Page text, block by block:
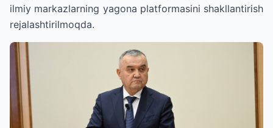
ilmiy markazlarning yagona platformasini shakllantirish
rejalashtirilmoqda.